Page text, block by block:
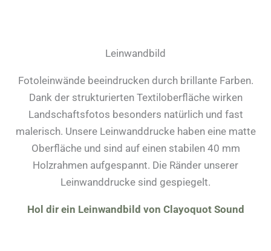
Leinwandbild
Fotoleinwände beeindrucken durch brillante Farben.
Dank der strukturierten Textiloberfläche wirken
Landschaftsfotos besonders natürlich und fast
malerisch. Unsere Leinwanddrucke haben eine matte
Oberfläche und sind auf einen stabilen 40 mm
Holzrahmen aufgespannt. Die Ränder unserer
Leinwanddrucke sind gespiegelt.
Hol dir ein Leinwandbild von Clayoquot Sound